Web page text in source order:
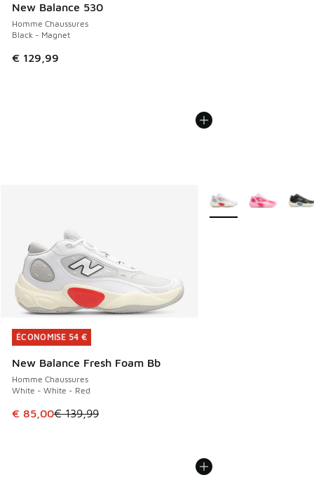
New Balance 530
Homme Chaussures
Black - Magnet
€ 129,99
ÉCONOMISE 54 €
New Balance Fresh Foam Bb
Homme Chaussures
White - White - Red
Cet article est en promotion. Prix en baisse de € 139,99 à
€ 85,00€ 139,99
ÉCONOMISE 54 €
Plus de couleurs